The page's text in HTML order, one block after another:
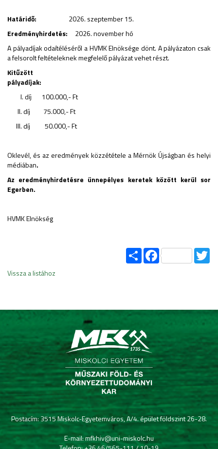
Határidő: 2026. szeptember 15.
Eredményhirdetés: 2026. november hó
A pályadíjak odaítéléséről a HVMK Elnöksége dönt. A pályázaton csak
a felsorolt feltételeknek megfelelő pályázat vehet részt.
Kitűzött
pályadíjak:
I. díj 100.000,- Ft
II. díj 75.000,- Ft
III. díj 50.000,- Ft
Oklevél, és az eredmények közzététele a Mérnök Újságban és helyi
médiában.
Az eredményhirdetésre ünnepélyes keretek között kerül sor
Egerben.
HVMK Elnökség
ShareFacebook
Vissza a listához
Postacím: 3515 Miskolc-Egyetemváros, A/4. épület földszint 26-28.
E-mail: mfkhiv@uni-miskolc.hu